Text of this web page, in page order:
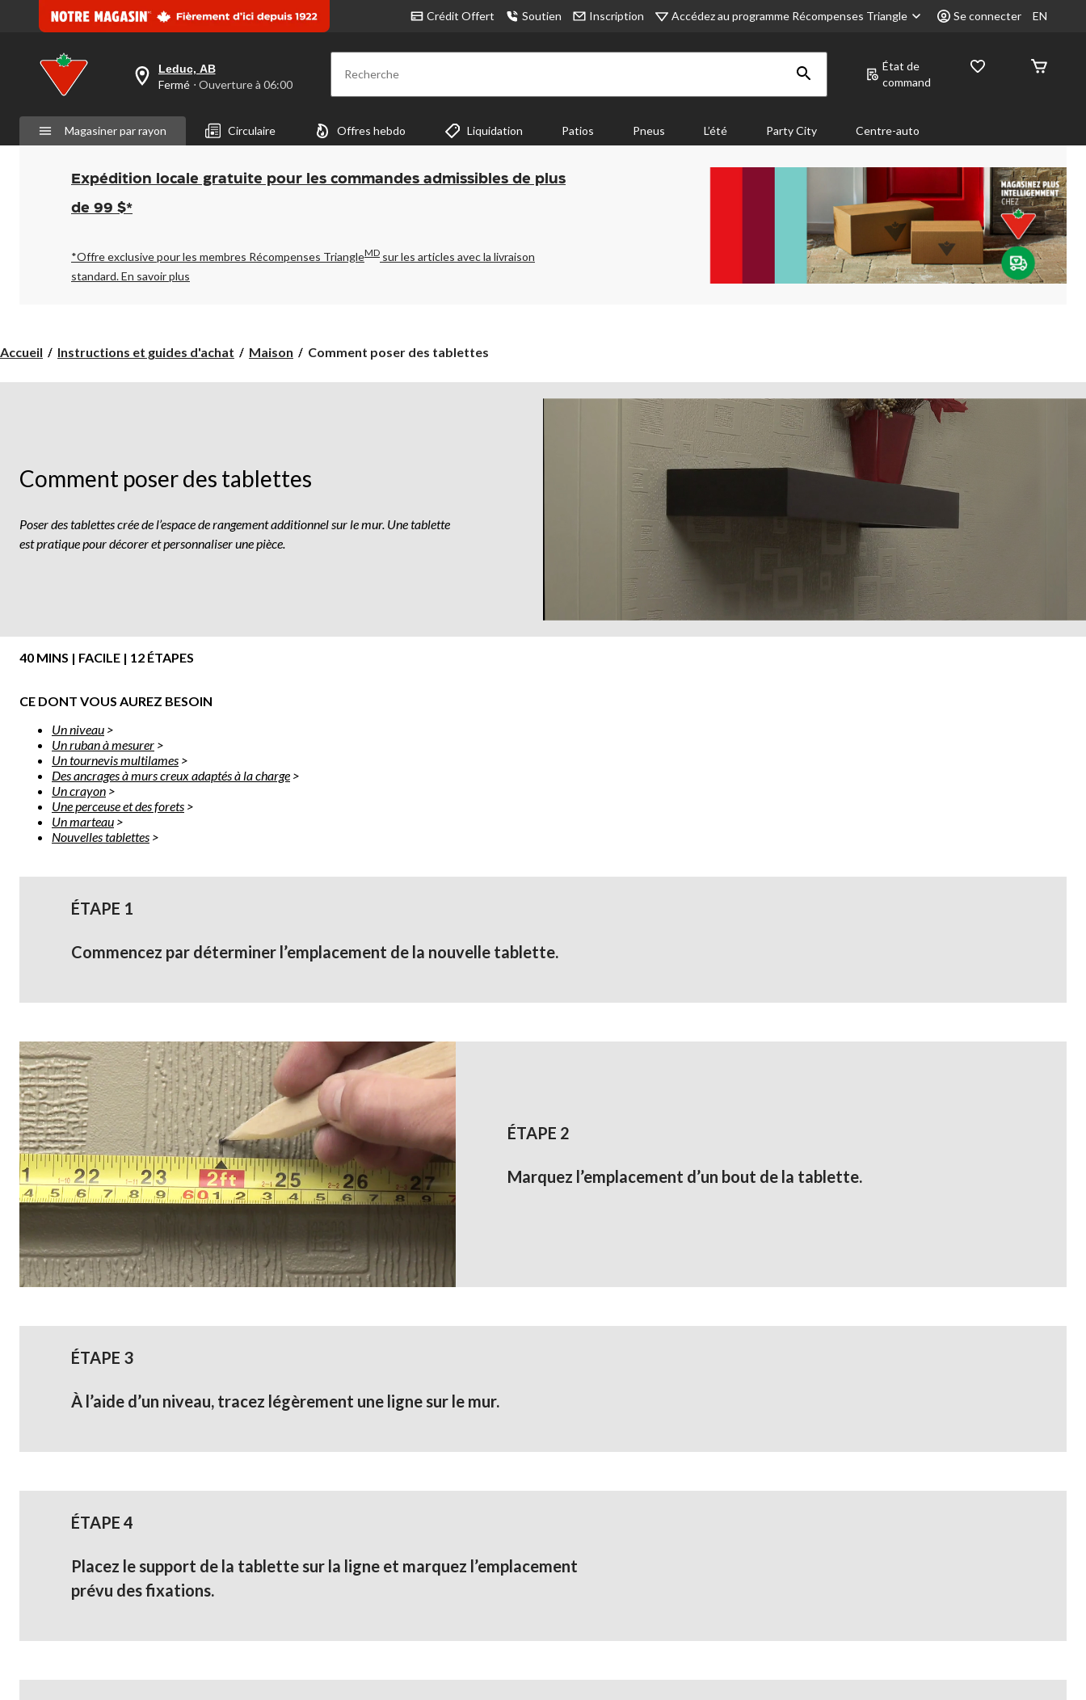
Crédit Offert Soutien Inscription Accédez au programme Récompenses Triangle Se connecter EN
votre
est
Leduc,
AB,
Fermé,
Ouverture
à
pour
changer
Leduc, AB
Fermé ⋅ Ouverture à 06:00 Recherche
État de
command
Magasiner par rayon Circulaire Offres hebdo Liquidation Patios Pneus L’été Party City Centre-auto
Expédition locale gratuite pour les commandes admissibles de plus
de 99 $*
*Offre exclusive pour les membres Récompenses TriangleMD sur les articles avec la livraison
standard.En savoir plus
Accueil Instructions et guides d'achat Maison
Comment
des
Comment poser des tablettes
Comment poser des tablettes
Poser des tablettes crée de l’espace de rangement additionnel sur le mur. Une tablette
est pratique pour décorer et personnaliser une pièce.
40 MINS | FACILE | 12 ÉTAPES
CE DONT VOUS AUREZ BESOIN
Un niveau >
Un ruban à mesurer >
Un tournevis multilames >
Des ancrages à murs creux adaptés à la charge >
Un crayon >
Une perceuse et des forets >
Un marteau >
Nouvelles tablettes >
ÉTAPE 1
Commencez par déterminer l’emplacement de la nouvelle tablette.
ÉTAPE 2
Marquez l’emplacement d’un bout de la tablette.
ÉTAPE 3
À l’aide d’un niveau, tracez légèrement une ligne sur le mur.
ÉTAPE 4
Placez le support de la tablette sur la ligne et marquez l’emplacement
prévu des fixations.